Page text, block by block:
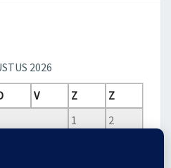
2026
V Z
Z
1
2